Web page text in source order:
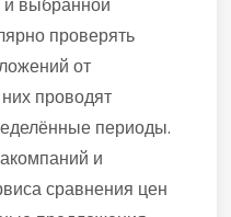
проверять
от
проводят
периоды.
и
сравнения цен